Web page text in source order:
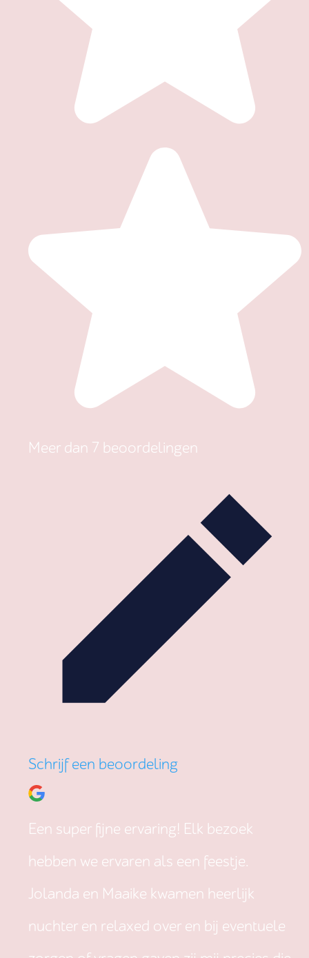
Meer dan 7 beoordelingen
Schrijf een beoordeling
Een super fijne ervaring! Elk bezoek
hebben we ervaren als een feestje.
Jolanda en Maaike kwamen heerlijk
nuchter en relaxed over en bij eventuele